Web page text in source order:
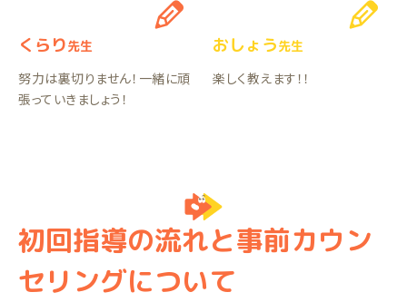
くらり先生
努力は裏切りません！一緒に頑
張っていきましょう！
おしょう先生
楽しく教えます！！
初回指導の流れと事前カウン
セリングについて